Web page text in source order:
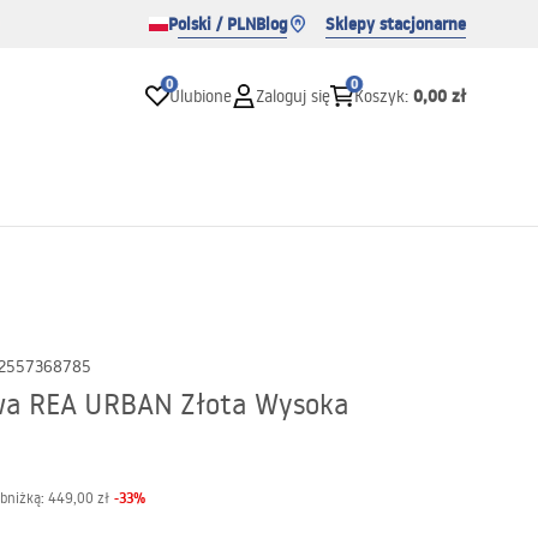
Polski / PLNBlog Sklepy stacjonarne
0
Ulubione Zaloguj się
0
Koszyk: 0,00 zł
REA URBAN Złota Wysoka
449,00 zł -33%